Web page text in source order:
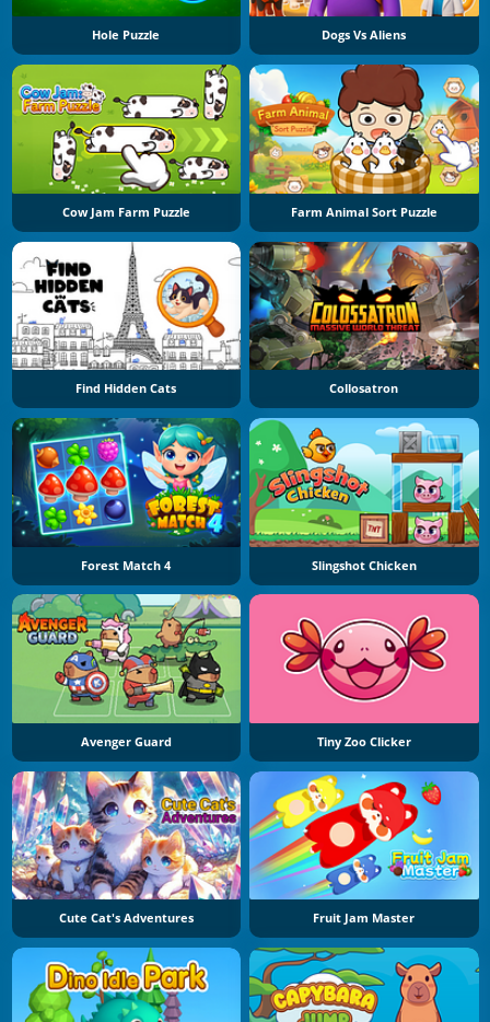
Hole Puzzle Dogs Vs Aliens
Cow Jam Farm Puzzle Farm Animal Sort Puzzle
Find Hidden Cats Collosatron
Forest Match 4 Slingshot Chicken
Avenger Guard Tiny Zoo Clicker
Cute Cat's Adventures Fruit Jam Master